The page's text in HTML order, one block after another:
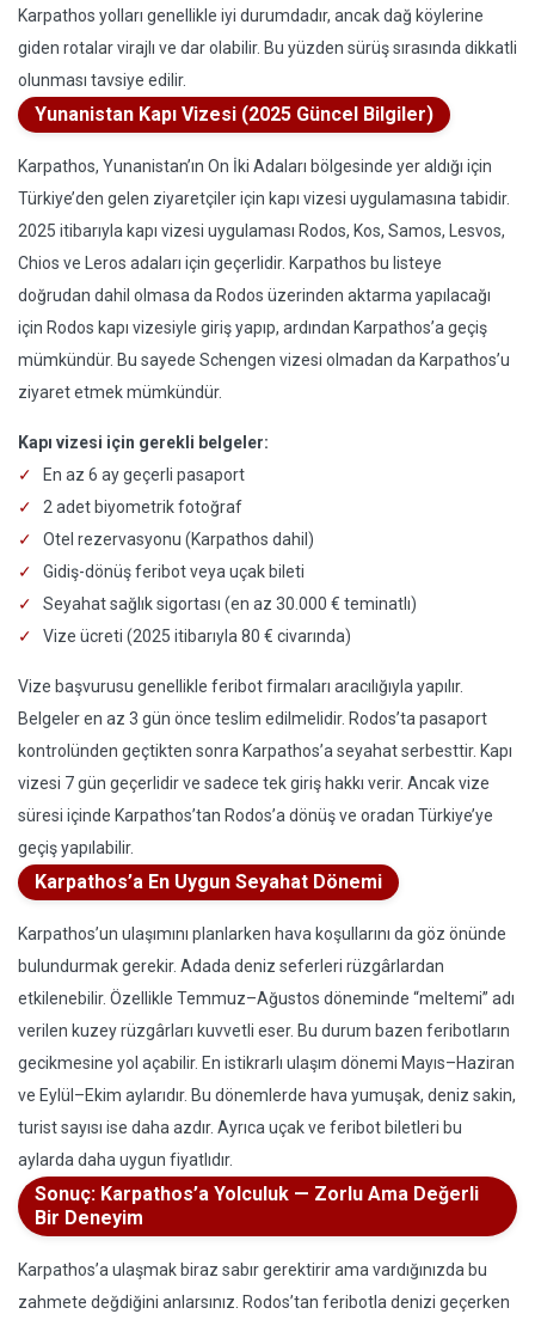
Karpathos yolları genellikle iyi durumdadır, ancak dağ köylerine
giden rotalar virajlı ve dar olabilir. Bu yüzden sürüş sırasında dikkatli
olunması tavsiye edilir.
Yunanistan Kapı Vizesi (2025 Güncel Bilgiler)
Karpathos, Yunanistan’ın On İki Adaları bölgesinde yer aldığı için
Türkiye’den gelen ziyaretçiler için kapı vizesi uygulamasına tabidir.
2025 itibarıyla kapı vizesi uygulaması Rodos, Kos, Samos, Lesvos,
Chios ve Leros adaları için geçerlidir. Karpathos bu listeye
doğrudan dahil olmasa da Rodos üzerinden aktarma yapılacağı
için Rodos kapı vizesiyle giriş yapıp, ardından Karpathos’a geçiş
mümkündür. Bu sayede Schengen vizesi olmadan da Karpathos’u
ziyaret etmek mümkündür.
Kapı vizesi için gerekli belgeler:
En az 6 ay geçerli pasaport
2 adet biyometrik fotoğraf
Otel rezervasyonu (Karpathos dahil)
Gidiş-dönüş feribot veya uçak bileti
Seyahat sağlık sigortası (en az 30.000 € teminatlı)
Vize ücreti (2025 itibarıyla 80 € civarında)
Vize başvurusu genellikle feribot firmaları aracılığıyla yapılır.
Belgeler en az 3 gün önce teslim edilmelidir. Rodos’ta pasaport
kontrolünden geçtikten sonra Karpathos’a seyahat serbesttir. Kapı
vizesi 7 gün geçerlidir ve sadece tek giriş hakkı verir. Ancak vize
süresi içinde Karpathos’tan Rodos’a dönüş ve oradan Türkiye’ye
geçiş yapılabilir.
Karpathos’a En Uygun Seyahat Dönemi
Karpathos’un ulaşımını planlarken hava koşullarını da göz önünde
bulundurmak gerekir. Adada deniz seferleri rüzgârlardan
etkilenebilir. Özellikle Temmuz–Ağustos döneminde “meltemi” adı
verilen kuzey rüzgârları kuvvetli eser. Bu durum bazen feribotların
gecikmesine yol açabilir. En istikrarlı ulaşım dönemi Mayıs–Haziran
ve Eylül–Ekim aylarıdır. Bu dönemlerde hava yumuşak, deniz sakin,
turist sayısı ise daha azdır. Ayrıca uçak ve feribot biletleri bu
aylarda daha uygun fiyatlıdır.
Sonuç: Karpathos’a Yolculuk — Zorlu Ama Değerli
Bir Deneyim
Karpathos’a ulaşmak biraz sabır gerektirir ama vardığınızda bu
zahmete değdiğini anlarsınız. Rodos’tan feribotla denizi geçerken